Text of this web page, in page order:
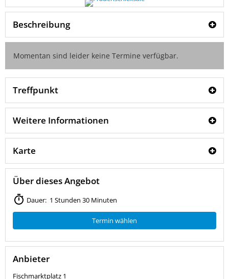
Beschreibung
Momentan sind leider keine Termine verfügbar.
Treffpunkt
Weitere Informationen
Karte
Über dieses Angebot
Dauer: 1 Stunden 30 Minuten
Termin wählen
Anbieter
Fischmarktplatz 1